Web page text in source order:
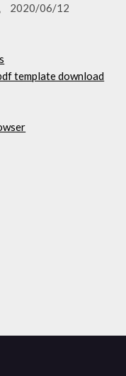
2020/06/12
template download